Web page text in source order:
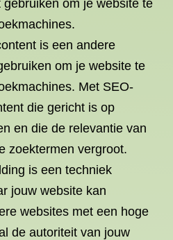
om je website te
is een andere
om je website te
Met SEO-
die gericht is op
en die de relevantie van
zoektermen vergroot.
is een techniek
jouw website kan
websites met een hoge
de autoriteit van jouw